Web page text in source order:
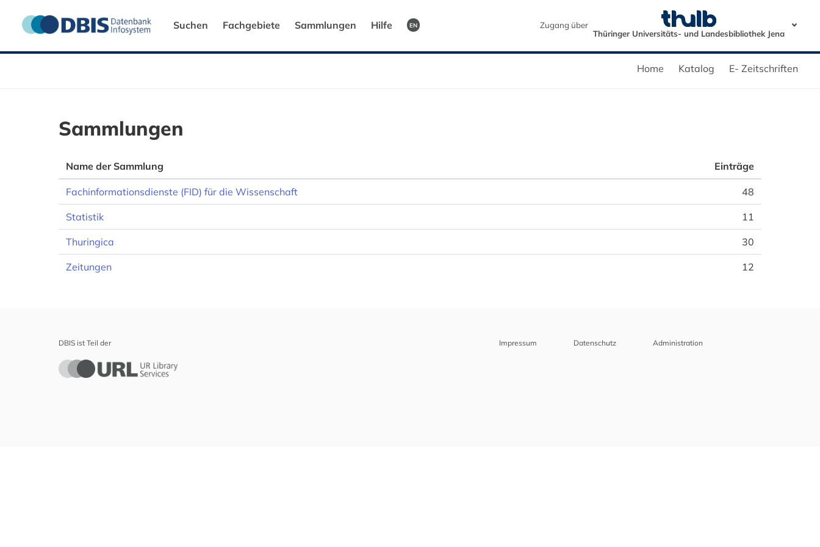
Suchen Fachgebiete Sammlungen Hilfe EN
Zugang über
Thüringer Universitäts- und Landesbibliothek Jena
Home Katalog E- Zeitschriften
Sammlungen
Name der Sammlung Einträge
Fachinformationsdienste (FID) für die Wissenschaft 48
Statistik 11
Thuringica 30
Zeitungen 12
DBIS ist Teil der Impressum Datenschutz Administration